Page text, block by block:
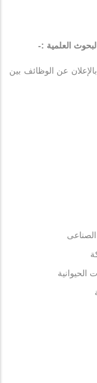
العلمية :-
عن الوظائف بين
الصناعى
الحيوانية